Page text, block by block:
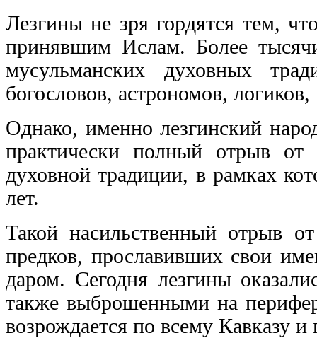
Лезгины не зря гордятся тем,
принявшим Ислам. Более
мусульманских духовных
богословов, астрономов, логиков,
Однако, именно лезгинский
практически полный отрыв от
духовной традиции, в рамках
лет.
Такой насильственный отрыв
предков, прославивших свои
даром. Сегодня лезгины
также выброшенными на
возрождается по всему Кавказу и